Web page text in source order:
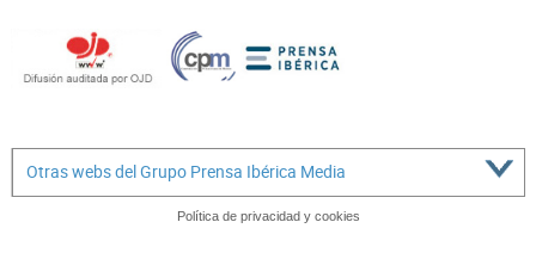
Otras webs del Grupo Prensa Ibérica Media
Política de privacidad y cookies